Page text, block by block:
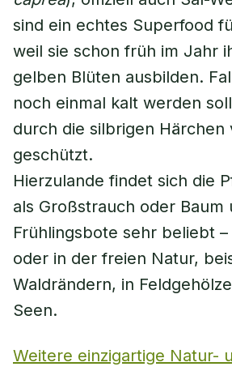
sind ein echtes Superfood
weil sie schon früh im Jahr
gelben Blüten ausbilden.
noch einmal kalt werden
durch die silbrigen Härchen
geschützt.
Hierzulande findet sich die
als Großstrauch oder Baum
Frühlingsbote sehr beliebt
oder in der freien Natur,
Waldrändern, in
Seen.
Weitere einzigartige Natur-